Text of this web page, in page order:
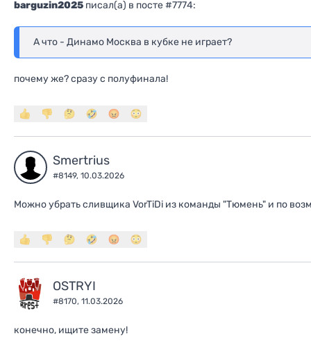
barguzin2025 писал(a) в посте #7774:
А что - Динамо Москва в кубке не играет?
почему же? сразу с полуфинала!
Smertrius
#8149, 10.03.2026
Можно убрать сливщика VorTiDi из команды "Тюмень" и по
OSTRYI
#8170, 11.03.2026
конечно, ищите замену!